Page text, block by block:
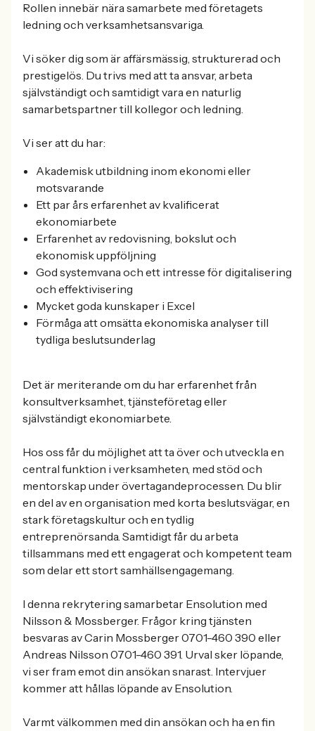
Rollen innebär nära samarbete med företagets
ledning och verksamhetsansvariga.
Vi söker dig som är affärsmässig, strukturerad och
prestigelös. Du trivs med att ta ansvar, arbeta
självständigt och samtidigt vara en naturlig
samarbetspartner till kollegor och ledning.
Vi ser att du har:
Akademisk utbildning inom ekonomi eller
motsvarande
Ett par års erfarenhet av kvalificerat
ekonomiarbete
Erfarenhet av redovisning, bokslut och
ekonomisk uppföljning
God systemvana och ett intresse för digitalisering
och effektivisering
Mycket goda kunskaper i Excel
Förmåga att omsätta ekonomiska analyser till
tydliga beslutsunderlag
Det är meriterande om du har erfarenhet från
konsultverksamhet, tjänsteföretag eller
självständigt ekonomiarbete.
Hos oss får du möjlighet att ta över och utveckla en
central funktion i verksamheten, med stöd och
mentorskap under övertagandeprocessen. Du blir
en del av en organisation med korta beslutsvägar, en
stark företagskultur och en tydlig
entreprenörsanda. Samtidigt får du arbeta
tillsammans med ett engagerat och kompetent team
som delar ett stort samhällsengagemang.
I denna rekrytering samarbetar Ensolution med
Nilsson & Mossberger. Frågor kring tjänsten
besvaras av Carin Mossberger 0701-460 390 eller
Andreas Nilsson 0701-460 391. Urval sker löpande,
vi ser fram emot din ansökan snarast. Intervjuer
kommer att hållas löpande av Ensolution.
Varmt välkommen med din ansökan och ha en fin